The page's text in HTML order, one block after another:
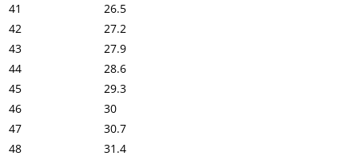
41
26.5
42
27.2
43
27.9
44
28.6
45
29.3
46
30
47
30.7
48
31.4